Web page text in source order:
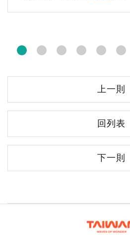
上一則
回列表
下一則